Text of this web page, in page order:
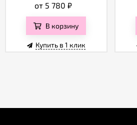
от 5 780 ₽
В корзину
Купить в 1 клик